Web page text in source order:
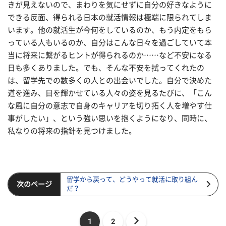
きが見えないので、まわりを気にせずに自分の好きなように
できる反面、得られる日本の就活情報は極端に限られてしま
います。他の就活生が今何をしているのか、もう内定をもら
っている人もいるのか、自分はこんな日々を過ごしていて本
当に将来に繋がるヒントが得られるのか……など不安になる
日も多くありました。でも、そんな不安を拭ってくれたの
は、留学先での数多くの人との出会いでした。自分で決めた
道を進み、目を輝かせている人々の姿を見るたびに、「こん
な風に自分の意志で自身のキャリアを切り拓く人を増やす仕
事がしたい」、という強い思いを抱くようになり、同時に、
私なりの将来の指針を見つけました。
次のページ
留学から戻って、どうやって就活に取り組ん
だ？
1 2